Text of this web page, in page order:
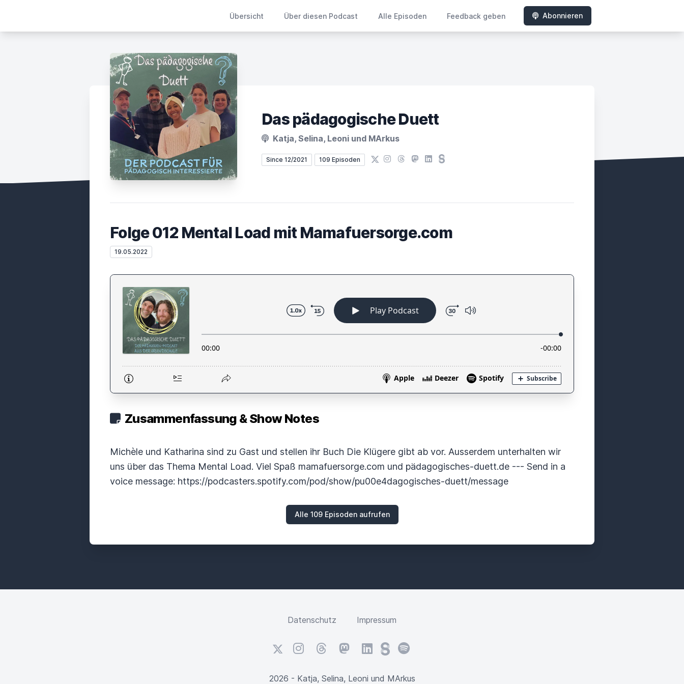
Übersicht Über diesen Podcast Alle Episoden Feedback geben Abonnieren
Das pädagogische Duett
Katja, Selina, Leoni und MArkus
Since 12/2021 109 Episoden X Instagram
Threads
Mastodon
LinkedIn
Steady
Folge 012 Mental Load mit Mamafuersorge.com
19.05.2022
Zusammenfassung & Show Notes
Michèle und Katharina sind zu Gast und stellen ihr Buch Die Klügere gibt ab vor. Ausserdem unterhalten wir
uns über das Thema Mental Load. Viel Spaß mamafuersorge.com und pädagogisches-duett.de --- Send in a
voice message: https://podcasters.spotify.com/pod/show/pu00e4dagogisches-duett/message
Alle 109 Episoden aufrufen
Datenschutz Impressum
X InstagramThreadsMastodonLinkedInSteadySpotify
2026 - Katja, Selina, Leoni und MArkus